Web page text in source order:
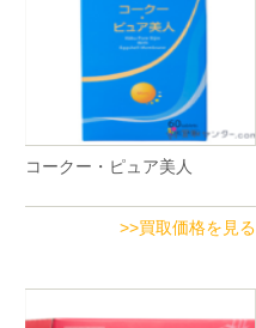
コークー・ピュア美人
>>買取価格を見る